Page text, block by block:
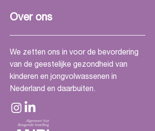
Over ons
We zetten ons in voor de bevordering
van de geestelijke gezondheid van
kinderen en jongvolwassenen in
Nederland en daarbuiten.